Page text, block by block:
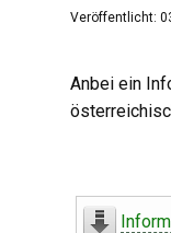
Veröffentlicht:
Anbei ein